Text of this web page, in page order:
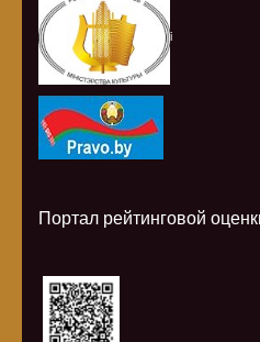
i
Портал рейтинговой